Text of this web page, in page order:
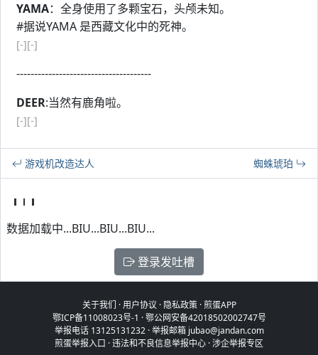
YAMA：全身使用了多颗宝石，头颅未知。
#据说YAMA 是西藏文化中的死神。
[-][-]
--------------------------------------
DEER:当然有鹿角啦。
[-][-]
游戏机改造达人 蜘蛛琥珀
数据加载中...BIU...BIU...BIU...
登录发吐槽
关于我们 ·用户协议 · 隐私政策·煎蛋APP
鄂ICP备11008023号-1 ·鄂公网安备42018502002747号
举报电话 13125131232 · 举报邮箱 jubao@jandan.com
煎蛋举报入口 ·违法和不良信息举报中心 ·涉企举报专区